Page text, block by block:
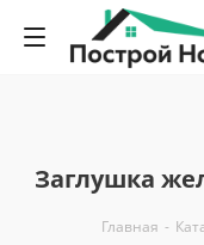
Заглушка
Главная -